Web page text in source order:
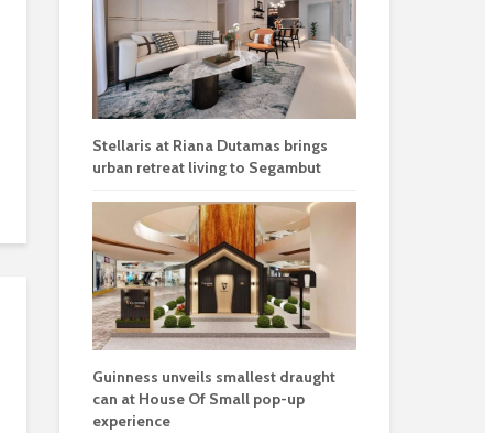
Stellaris at Riana Dutamas brings
urban retreat living to Segambut
Guinness unveils smallest draught
can at House Of Small pop-up
experience